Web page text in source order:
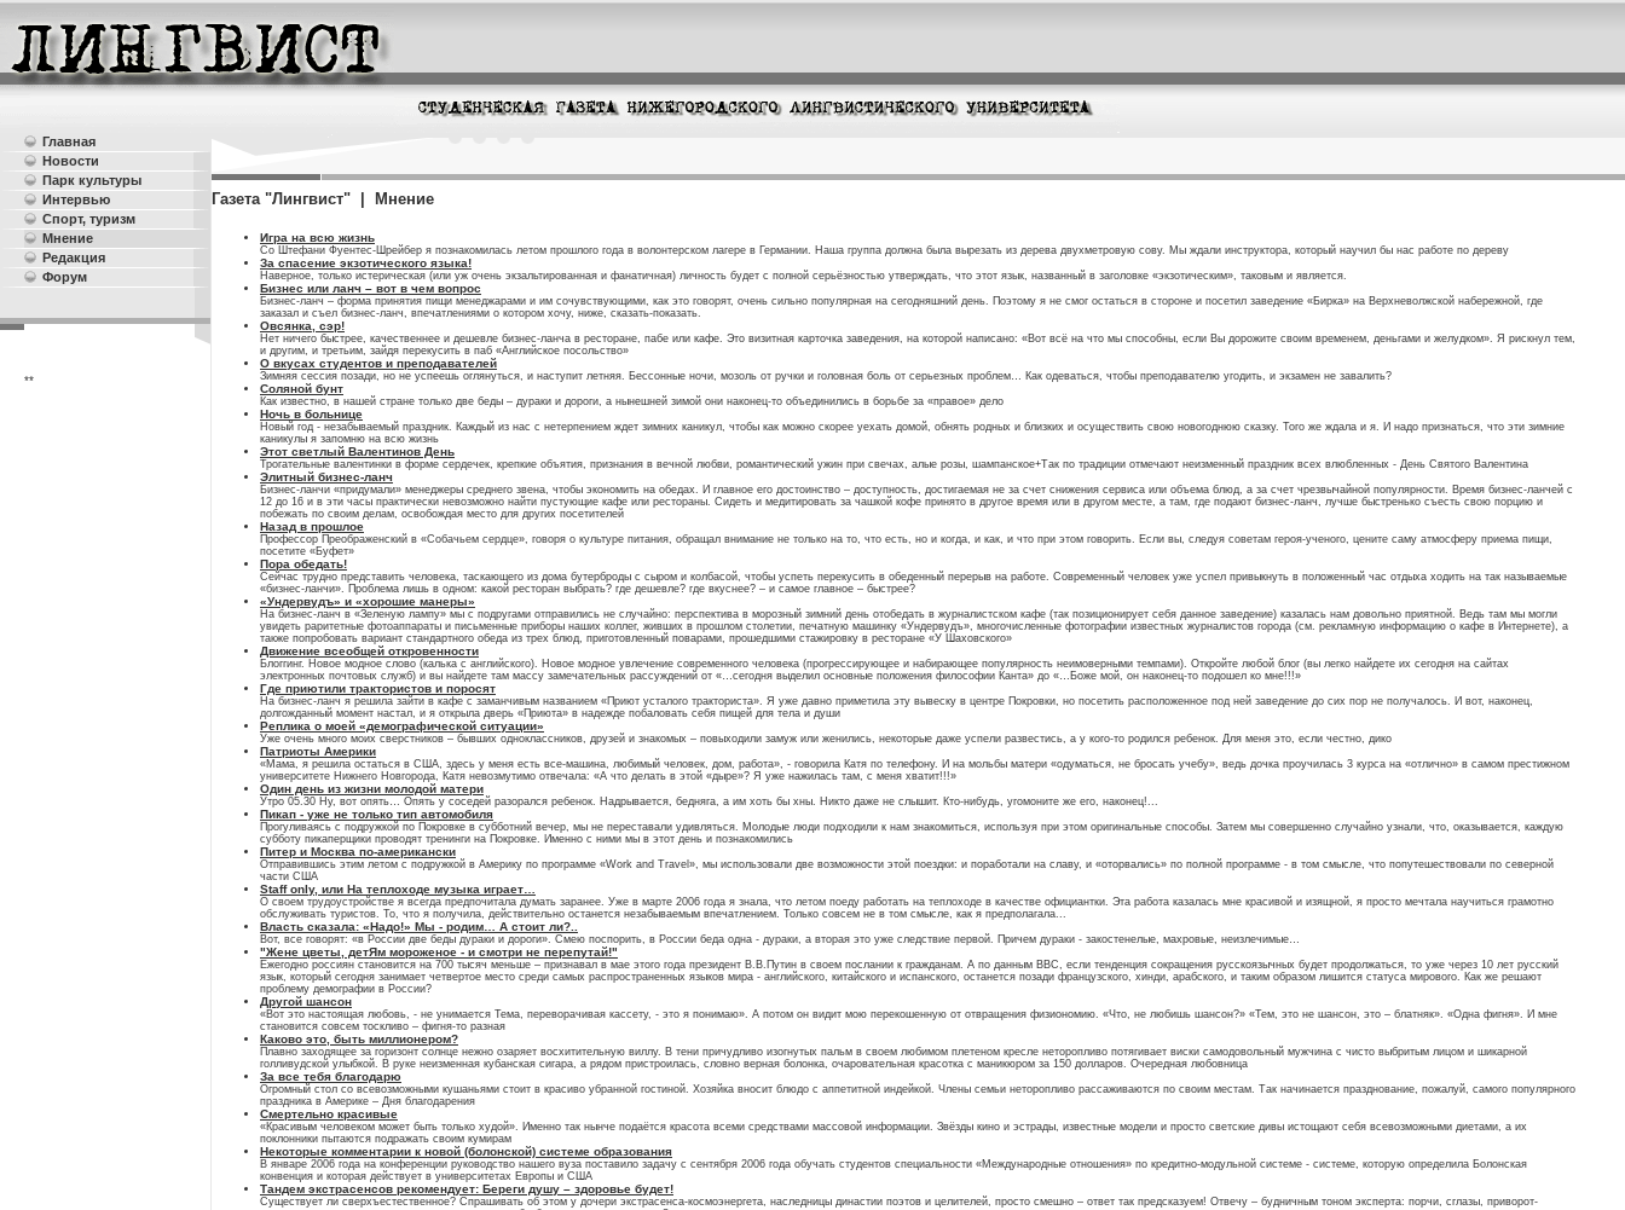
Главная
Новости
Парк культуры
Интервью
Спорт, туризм
Мнение
Редакция
Форум
**
Газета "Лингвист" | Мнение
Игра на всю жизнь
Со Штефани Фуентес-Шрейбер я познакомилась летом прошлого года в волонтерском лагере в Германии. Наша группа должна была вырезать из дерева двухметровую сову. Мы ждали инструктора, который научил бы нас работе по дереву
За спасение экзотического языка!
Наверное, только истерическая (или уж очень экзальтированная и фанатичная) личность будет с полной серьёзностью утверждать, что этот язык, названный в заголовке «экзотическим», таковым и является.
Бизнес или ланч – вот в чем вопрос
Бизнес-ланч – форма принятия пищи менеджарами и им сочувствующими, как это говорят, очень сильно популярная на сегодняшний день. Поэтому я не смог остаться в стороне и посетил заведение «Бирка» на Верхневолжской набережной, где
заказал и съел бизнес-ланч, впечатлениями о котором хочу, ниже, сказать-показать.
Овсянка, сэр!
Нет ничего быстрее, качественнее и дешевле бизнес-ланча в ресторане, пабе или кафе. Это визитная карточка заведения, на которой написано: «Вот всё на что мы способны, если Вы дорожите своим временем, деньгами и желудком». Я рискнул тем,
и другим, и третьим, зайдя перекусить в паб «Английское посольство»
О вкусах студентов и преподавателей
Зимняя сессия позади, но не успеешь оглянуться, и наступит летняя. Бессонные ночи, мозоль от ручки и головная боль от серьезных проблем… Как одеваться, чтобы преподавателю угодить, и экзамен не завалить?
Соляной бунт
Как известно, в нашей стране только две беды – дураки и дороги, а нынешней зимой они наконец-то объединились в борьбе за «правое» дело
Ночь в больнице
Новый год - незабываемый праздник. Каждый из нас с нетерпением ждет зимних каникул, чтобы как можно скорее уехать домой, обнять родных и близких и осуществить свою новогоднюю сказку. Того же ждала и я. И надо признаться, что эти зимние
каникулы я запомню на всю жизнь
Этот светлый Валентинов День
Трогательные валентинки в форме сердечек, крепкие объятия, признания в вечной любви, романтический ужин при свечах, алые розы, шампанское+Так по традиции отмечают неизменный праздник всех влюбленных - День Святого Валентина
Элитный бизнес-ланч
Бизнес-ланчи «придумали» менеджеры среднего звена, чтобы экономить на обедах. И главное его достоинство – доступность, достигаемая не за счет снижения сервиса или объема блюд, а за счет чрезвычайной популярности. Время бизнес-ланчей с
12 до 16 и в эти часы практически невозможно найти пустующие кафе или рестораны. Сидеть и медитировать за чашкой кофе принято в другое время или в другом месте, а там, где подают бизнес-ланч, лучше быстренько съесть свою порцию и
побежать по своим делам, освобождая место для других посетителей
Назад в прошлое
Профессор Преображенский в «Собачьем сердце», говоря о культуре питания, обращал внимание не только на то, что есть, но и когда, и как, и что при этом говорить. Если вы, следуя советам героя-ученого, цените саму атмосферу приема пищи,
посетите «Буфет»
Пора обедать!
Сейчас трудно представить человека, таскающего из дома бутерброды с сыром и колбасой, чтобы успеть перекусить в обеденный перерыв на работе. Современный человек уже успел привыкнуть в положенный час отдыха ходить на так называемые
«бизнес-ланчи». Проблема лишь в одном: какой ресторан выбрать? где дешевле? где вкуснее? – и самое главное – быстрее?
«Ундервудъ» и «хорошие манеры»
На бизнес-ланч в «Зеленую лампу» мы с подругами отправились не случайно: перспектива в морозный зимний день отобедать в журналистском кафе (так позиционирует себя данное заведение) казалась нам довольно приятной. Ведь там мы могли
увидеть раритетные фотоаппараты и письменные приборы наших коллег, живших в прошлом столетии, печатную машинку «Ундервудъ», многочисленные фотографии известных журналистов города (см. рекламную информацию о кафе в Интернете), а
также попробовать вариант стандартного обеда из трех блюд, приготовленный поварами, прошедшими стажировку в ресторане «У Шаховского»
Движение всеобщей откровенности
Блоггинг. Новое модное слово (калька с английского). Новое модное увлечение современного человека (прогрессирующее и набирающее популярность неимоверными темпами). Откройте любой блог (вы легко найдете их сегодня на сайтах
электронных почтовых служб) и вы найдете там массу замечательных рассуждений от «…сегодня выделил основные положения философии Канта» до «…Боже мой, он наконец-то подошел ко мне!!!»
Где приютили трактористов и поросят
На бизнес-ланч я решила зайти в кафе с заманчивым названием «Приют усталого тракториста». Я уже давно приметила эту вывеску в центре Покровки, но посетить расположенное под ней заведение до сих пор не получалось. И вот, наконец,
долгожданный момент настал, и я открыла дверь «Приюта» в надежде побаловать себя пищей для тела и души
Реплика о моей «демографической ситуации»
Уже очень много моих сверстников – бывших одноклассников, друзей и знакомых – повыходили замуж или женились, некоторые даже успели развестись, а у кого-то родился ребенок. Для меня это, если честно, дико
Патриоты Америки
«Мама, я решила остаться в США, здесь у меня есть все-машина, любимый человек, дом, работа», - говорила Катя по телефону. И на мольбы матери «одуматься, не бросать учебу», ведь дочка проучилась 3 курса на «отлично» в самом престижном
университете Нижнего Новгорода, Катя невозмутимо отвечала: «А что делать в этой «дыре»? Я уже нажилась там, с меня хватит!!!»
Один день из жизни молодой матери
Утро 05.30 Ну, вот опять… Опять у соседей разорался ребенок. Надрывается, бедняга, а им хоть бы хны. Никто даже не слышит. Кто-нибудь, угомоните же его, наконец!...
Пикап - уже не только тип автомобиля
Прогуливаясь с подружкой по Покровке в субботний вечер, мы не переставали удивляться. Молодые люди подходили к нам знакомиться, используя при этом оригинальные способы. Затем мы совершенно случайно узнали, что, оказывается, каждую
субботу пикаперщики проводят тренинги на Покровке. Именно с ними мы в этот день и познакомились
Питер и Москва по-американски
Отправившись этим летом с подружкой в Америку по программе «Work and Travel», мы использовали две возможности этой поездки: и поработали на славу, и «оторвались» по полной программе - в том смысле, что попутешествовали по северной
части США
Staff only, или На теплоходе музыка играет…
О своем трудоустройстве я всегда предпочитала думать заранее. Уже в марте 2006 года я знала, что летом поеду работать на теплоходе в качестве официантки. Эта работа казалась мне красивой и изящной, я просто мечтала научиться грамотно
обслуживать туристов. То, что я получила, действительно останется незабываемым впечатлением. Только совсем не в том смысле, как я предполагала...
Власть сказала: «Надо!» Мы - родим… А стоит ли?..
Вот, все говорят: «в России две беды дураки и дороги». Смею поспорить, в России беда одна - дураки, а вторая это уже следствие первой. Причем дураки - закостенелые, махровые, неизлечимые…
"Жене цветы, детЯм мороженое - и смотри не перепутай!"
Ежегодно россиян становится на 700 тысяч меньше – признавал в мае этого года президент В.В.Путин в своем послании к гражданам. А по данным BBC, если тенденция сокращения русскоязычных будет продолжаться, то уже через 10 лет русский
язык, который сегодня занимает четвертое место среди самых распространенных языков мира - английского, китайского и испанского, останется позади французского, хинди, арабского, и таким образом лишится статуса мирового. Как же решают
проблему демографии в России?
Другой шансон
«Вот это настоящая любовь, - не унимается Тема, переворачивая кассету, - это я понимаю». А потом он видит мою перекошенную от отвращения физиономию. «Что, не любишь шансон?» «Тем, это не шансон, это – блатняк». «Одна фигня». И мне
становится совсем тоскливо – фигня-то разная
Каково это, быть миллионером?
Плавно заходящее за горизонт солнце нежно озаряет восхитительную виллу. В тени причудливо изогнутых пальм в своем любимом плетеном кресле неторопливо потягивает виски самодовольный мужчина с чисто выбритым лицом и шикарной
голливудской улыбкой. В руке неизменная кубанская сигара, а рядом пристроилась, словно верная болонка, очаровательная красотка с маникюром за 150 долларов. Очередная любовница
За все тебя благодарю
Огромный стол со всевозможными кушаньями стоит в красиво убранной гостиной. Хозяйка вносит блюдо с аппетитной индейкой. Члены семьи неторопливо рассаживаются по своим местам. Так начинается празднование, пожалуй, самого популярного
праздника в Америке – Дня благодарения
Смертельно красивые
«Красивым человеком может быть только худой». Именно так нынче подаётся красота всеми средствами массовой информации. Звёзды кино и эстрады, известные модели и просто светские дивы истощают себя всевозможными диетами, а их
поклонники пытаются подражать своим кумирам
Некоторые комментарии к новой (болонской) системе образования
В январе 2006 года на конференции руководство нашего вуза поставило задачу с сентября 2006 года обучать студентов специальности «Международные отношения» по кредитно-модульной системе - системе, которую определила Болонская
конвенция и которая действует в университетах Европы и США
Тандем экстрасенсов рекомендует: Береги душу – здоровье будет!
Существует ли сверхъестественное? Спрашивать об этом у дочери экстрасенса-космоэнергета, наследницы династии поэтов и целителей, просто смешно – ответ так предсказуем! Отвечу – будничным тоном эксперта: порчи, сглазы, приворот-